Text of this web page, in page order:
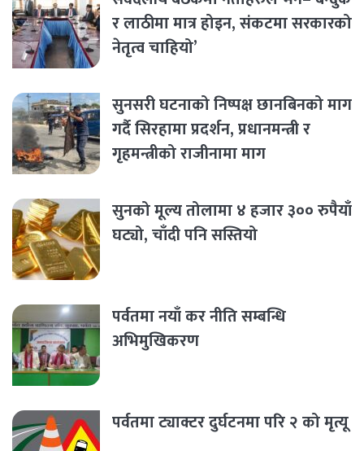
र लाठीमा मात्र होइन, संकटमा सरकारको
नेतृत्व चाहियो’
सुनसरी घटनाको निष्पक्ष छानबिनको माग
गर्दै सिरहामा प्रदर्शन, प्रधानमन्त्री र
गृहमन्त्रीको राजीनामा माग
सुनको मूल्य तोलामा ४ हजार ३०० रुपैयाँ
घट्यो, चाँदी पनि सस्तियो
पर्वतमा नयाँ कर नीति सम्बन्धि
अभिमुखिकरण
पर्वतमा ट्याक्टर दुर्घटनमा परि २ को मृत्यू